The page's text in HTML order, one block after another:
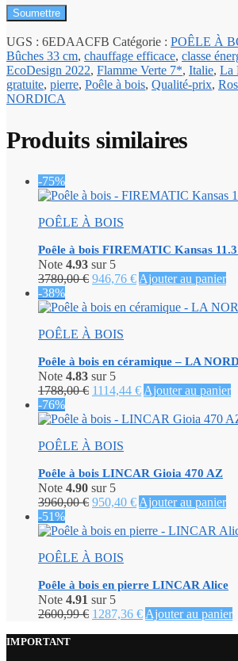
UGS : 6EDAACFB Catégorie : POÊLE À
Bûches 33 cm, chauffage efficace, classe
EcoDesign 2022, Flamme Verte 7*, Italie, La
gratuite, pierre, Poêle à bois, Qualité-prix,
NORDICA
Produits similaires
-75%
POÊLE À BOIS
Poêle à bois FIREMATIC Kansas
Note 4.93 sur 5
3780,00€ Le
initial
3780,00 €.
946,76 €Le
actuel
Ajouter au panier
-38%
POÊLE À BOIS
Poêle à bois en céramique – LA
Note 4.83 sur 5
1788,00€ Le
initial
1788,00 €.
1114,44 €Le
actuel
Ajouter au panier
-76%
POÊLE À BOIS
Poêle à bois LINCAR Gioia 470 AZ
Note 4.90 sur 5
3960,00€ Le
initial
3960,00 €.
950,40 €Le
actuel
Ajouter au panier
-51%
POÊLE À BOIS
Poêle à bois en pierre LINCAR Alice
Note 4.91 sur 5
2600,99€ Le
1287,36 €Le
Ajouter au panier
IMPORTANT